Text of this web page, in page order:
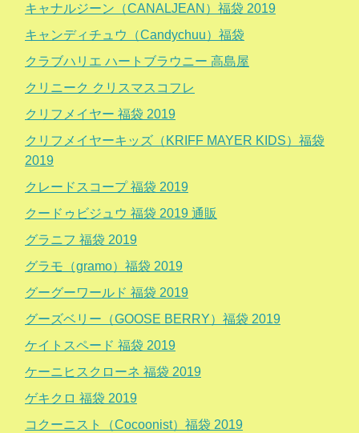
キャナルジーン（CANALJEAN）福袋 2019
キャンディチュウ（Candychuu）福袋
クラブハリエ ハートブラウニー 高島屋
クリニーク クリスマスコフレ
クリフメイヤー 福袋 2019
クリフメイヤーキッズ（KRIFF MAYER KIDS）福袋
2019
クレードスコープ 福袋 2019
クードゥビジュウ 福袋 2019 通販
グラニフ 福袋 2019
グラモ（gramo）福袋 2019
グーグーワールド 福袋 2019
グーズベリー（GOOSE BERRY）福袋 2019
ケイトスペード 福袋 2019
ケーニヒスクローネ 福袋 2019
ゲキクロ 福袋 2019
コクーニスト（Cocoonist）福袋 2019